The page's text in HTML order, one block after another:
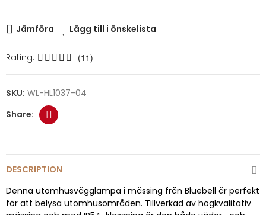
Jämföra Lägg till i önskelista
Rating: (11)
SKU: WL-HL1037-04
DESCRIPTION
Denna utomhusvägglampa i mässing från Bluebell är perfekt
för att belysa utomhusområden. Tillverkad av högkvalitativ